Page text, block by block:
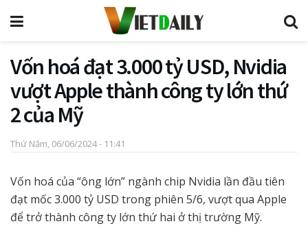
Vốn hoá đạt 3.000 tỷ USD, Nvidia
vượt Apple thành công ty lớn thứ
2 của Mỹ
Thứ Năm, 06/06/2024 - 11:41
Vốn hoá của “ông lớn” ngành chip Nvidia lần đầu tiên
đạt mốc 3.000 tỷ USD trong phiên 5/6, vượt qua Apple
để trở thành công ty lớn thứ hai ở thị trường Mỹ.